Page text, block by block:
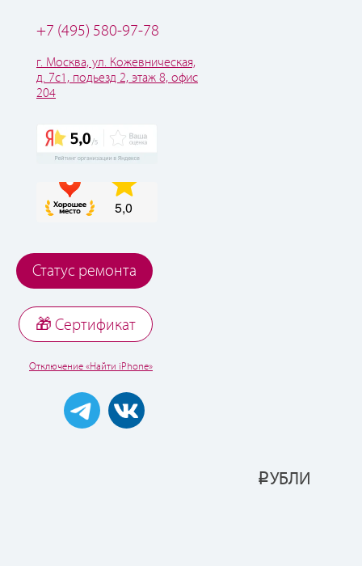
+7 (495) 580-97-78
г. Москва, ул. Кожевническая,
д. 7с1, подьезд 2, этаж 8, офис
204
Статус ремонта
🎁 Cертификат
Отключение «Найти iPhone»
РУБЛИ